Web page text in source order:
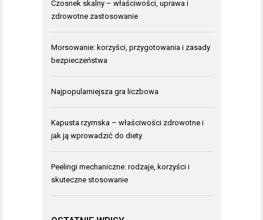
Czosnek skalny – właściwości, uprawa i
zdrowotne zastosowanie
Morsowanie: korzyści, przygotowania i zasady
bezpieczeństwa
Najpopularniejsza gra liczbowa
Kapusta rzymska – właściwości zdrowotne i
jak ją wprowadzić do diety
Peelingi mechaniczne: rodzaje, korzyści i
skuteczne stosowanie